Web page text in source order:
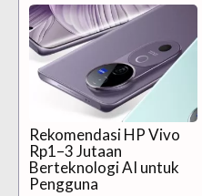
Rekomendasi HP Vivo
Rp1–3 Jutaan
Berteknologi AI untuk
Pengguna